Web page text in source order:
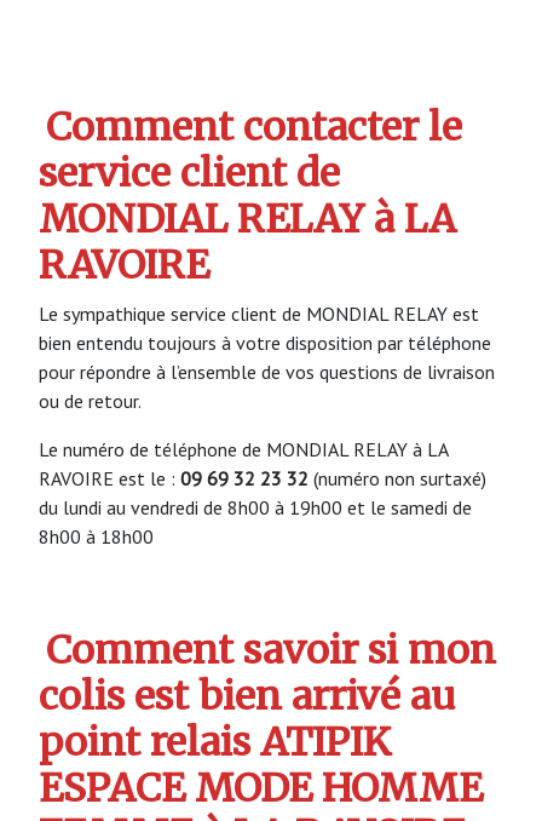
Comment contacter le
service client de
MONDIAL RELAY à LA
RAVOIRE
Le sympathique service client de MONDIAL RELAY est
bien entendu toujours à votre disposition par téléphone
pour répondre à l’ensemble de vos questions de livraison
ou de retour.
Le numéro de téléphone de MONDIAL RELAY à LA
RAVOIRE est le : 09 69 32 23 32 (numéro non surtaxé)
du lundi au vendredi de 8h00 à 19h00 et le samedi de
8h00 à 18h00
Comment savoir si mon
colis est bien arrivé au
point relais ATIPIK
ESPACE MODE HOMME